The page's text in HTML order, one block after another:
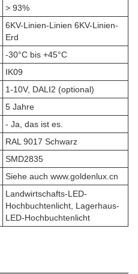
> 93%
6KV-Linien-Linien 6KV-Linien-
Erd
-30°C bis +45°C
IK09
1-10V, DALI2 (optional)
5 Jahre
- Ja, das ist es.
RAL 9017 Schwarz
SMD2835
Siehe auch www.goldenlux.cn
Landwirtschafts-LED-
Hochbuchtenlicht, Lagerhaus-
LED-Hochbuchtenlicht